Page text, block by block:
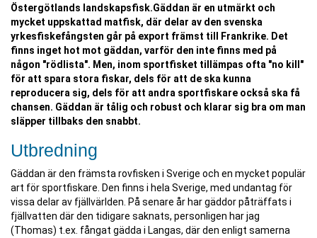
Östergötlands landskapsfisk.Gäddan är en utmärkt och
mycket uppskattad matfisk, där delar av den svenska
yrkesfiskefångsten går på export främst till Frankrike. Det
finns inget hot mot gäddan, varför den inte finns med på
någon "rödlista". Men, inom sportfisket tillämpas ofta "no kill"
för att spara stora fiskar, dels för att de ska kunna
reproducera sig, dels för att andra sportfiskare också ska få
chansen. Gäddan är tålig och robust och klarar sig bra om man
släpper tillbaks den snabbt.
Utbredning
Gäddan är den främsta rovfisken i Sverige och en mycket populär
art för sportfiskare. Den finns i hela Sverige, med undantag för
vissa delar av fjällvärlden. På senare år har gäddor påträffats i
fjällvatten där den tidigare saknats, personligen har jag
(Thomas) t.ex. fångat gädda i Langas, där den enligt samerna